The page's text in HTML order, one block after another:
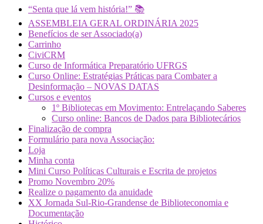
“Senta que lá vem história!” 📚
ASSEMBLEIA GERAL ORDINÁRIA 2025
Benefícios de ser Associado(a)
Carrinho
CiviCRM
Curso de Informática Preparatório UFRGS
Curso Online: Estratégias Práticas para Combater a
Desinformação – NOVAS DATAS
Cursos e eventos
1º Bibliotecas em Movimento: Entrelaçando Saberes
Curso online: Bancos de Dados para Bibliotecários
Finalização de compra
Formulário para nova Associação:
Loja
Minha conta
Mini Curso Políticas Culturais e Escrita de projetos
Promo Novembro 20%
Realize o pagamento da anuidade
XX Jornada Sul-Rio-Grandense de Biblioteconomia e
Documentação